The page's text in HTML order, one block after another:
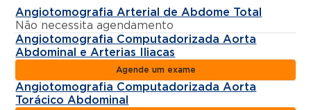
Angiotomografia Arterial de Abdome Total
Não necessita agendamento
Angiotomografia Computadorizada Aorta
Abdominal e Arterias Iliacas
Agende um exame
Angiotomografia Computadorizada Aorta
Torácico Abdominal